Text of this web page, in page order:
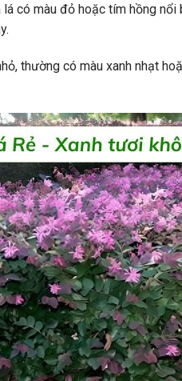
có màu đỏ hoặc tím hồng
thường có màu xanh nhạt